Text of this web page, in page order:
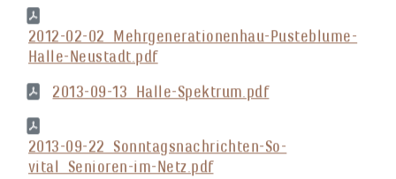
2012-02-02_Mehrgenerationenhau-Pusteblume-
Halle-Neustadt.pdf
2013-09-13_Halle-Spektrum.pdf
2013-09-22_Sonntagsnachrichten-So-
vital_Senioren-im-Netz.pdf